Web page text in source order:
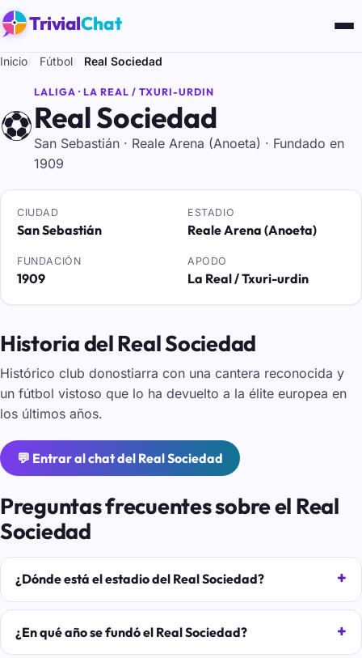
TrivialChat
Inicio Fútbol Real Sociedad
⚽
LALIGA · LA REAL / TXURI-URDIN
Real Sociedad
San Sebastián · Reale Arena (Anoeta) · Fundado en
1909
CIUDAD
San Sebastián
ESTADIO
Reale Arena (Anoeta)
FUNDACIÓN
1909
APODO
La Real / Txuri-urdin
Historia del Real Sociedad
Histórico club donostiarra con una cantera reconocida y
un fútbol vistoso que lo ha devuelto a la élite europea en
los últimos años.
💬 Entrar al chat del Real Sociedad
Preguntas frecuentes sobre el Real
Sociedad
¿Dónde está el estadio del Real Sociedad?
¿En qué año se fundó el Real Sociedad?